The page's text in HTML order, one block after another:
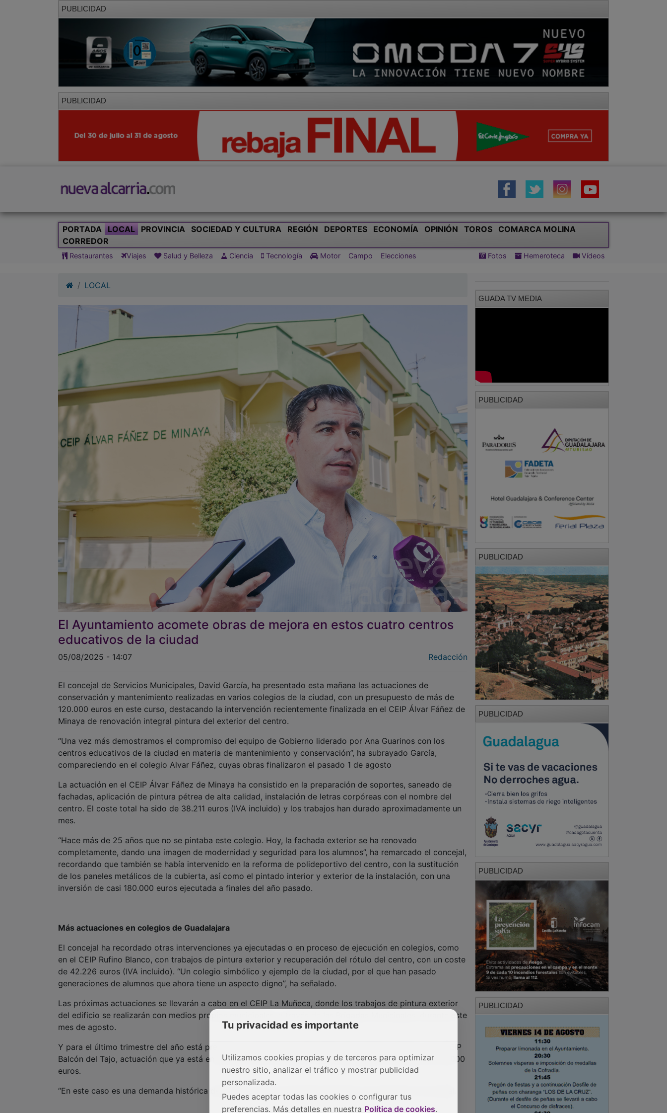
PUBLICIDAD
PUBLICIDAD
PORTADA LOCAL PROVINCIA SOCIEDAD Y CULTURA REGIÓN DEPORTES ECONOMÍA OPINIÓN TOROS
COMARCA MOLINA
CORREDOR
Restaurantes Viajes Salud y Belleza Ciencia Tecnología Motor Campo Elecciones Fotos Hemeroteca Vídeos
LOCAL
El Ayuntamiento acomete obras de mejora en estos cuatro centros
educativos de la ciudad
05/08/2025 - 14:07 Redacción
El concejal de Servicios Municipales, David García, ha presentado esta mañana las actuaciones de
conservación y mantenimiento realizadas en varios colegios de la ciudad, con un presupuesto de más de
120.000 euros en este curso, destacando la intervención recientemente finalizada en el CEIP Álvar Fáñez de
Minaya de renovación integral pintura del exterior del centro.
“Una vez más demostramos el compromiso del equipo de Gobierno liderado por Ana Guarinos con los
centros educativos de la ciudad en materia de mantenimiento y conservación”, ha subrayado García,
compareciendo en el colegio Alvar Fáñez, cuyas obras finalizaron el pasado 1 de agosto
La actuación en el CEIP Álvar Fáñez de Minaya ha consistido en la preparación de soportes, saneado de
fachadas, aplicación de pintura pétrea de alta calidad, instalación de letras corpóreas con el nombre del
centro. El coste total ha sido de 38.211 euros (IVA incluido) y los trabajos han durado aproximadamente un
mes.
“Hace más de 25 años que no se pintaba este colegio. Hoy, la fachada exterior se ha renovado
completamente, dando una imagen de modernidad y seguridad para los alumnos”, ha remarcado el concejal,
recordando que también se había intervenido en la reforma de polideportivo del centro, con la sustitución
de los paneles metálicos de la cubierta, así como el pintado interior y exterior de la instalación, con una
inversión de casi 180.000 euros ejecutada a finales del año pasado.
Más actuaciones en colegios de Guadalajara
El concejal ha recordado otras intervenciones ya ejecutadas o en proceso de ejecución en colegios, como
en el CEIP Rufino Blanco, con trabajos de pintura exterior y recuperación del rótulo del centro, con un coste
de 42.226 euros (IVA incluido). “Un colegio simbólico y ejemplo de la ciudad, por el que han pasado
generaciones de alumnos que ahora tiene un aspecto digno”, ha señalado.
Las próximas actuaciones se llevarán a cabo en el CEIP La Muñeca, donde los trabajos de pintura exterior
del edificio se realizarán con medios propios municipales, a través de las Brigadas Municipales, durante este
mes de agosto.
Y para el último trimestre del año está prevista la actuación de renovación de la pintura exterior en el CEIP
Balcón del Tajo, actuación que ya está en proceso de contratación con un presupuesto estimado de 48.000
euros.
“En este caso es una demanda histórica del AMPA y de la comunidad educativa”, ha apuntado el concejal.
GUADA TV MEDIA
PUBLICIDAD
PUBLICIDAD
PUBLICIDAD
PUBLICIDAD
PUBLICIDAD
Tu privacidad es importante
Utilizamos cookies propias y de terceros para optimizar
nuestro sitio, analizar el tráfico y mostrar publicidad
personalizada.
Puedes aceptar todas las cookies o configurar tus
preferencias. Más detalles en nuestra Política de cookies.